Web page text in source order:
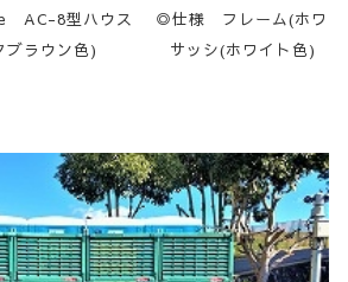
AC-8型ハウス ◎仕様 フレーム(ホワ
クブラウン色) サッシ(ホワイト色)